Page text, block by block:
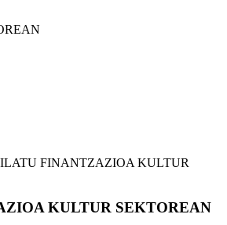
FINANTZAZIOA KULTUR
KULTUR SEKTOREAN